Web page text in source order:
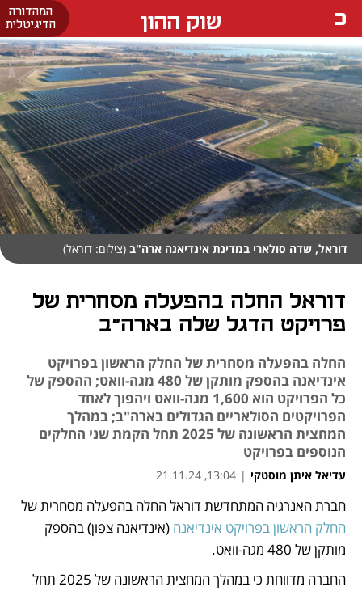
המהדורה
הדיגיטלית
שוק ההון
דוראל, שדה סולארי במדינת אינדיאנה ארה"ב (צילום: דוראל)
דוראל החלה בהפעלה מסחרית של
פרויקט הדגל שלה בארה"ב
החלה בהפעלה מסחרית של החלק הראשון בפרויקט
אינדיאנה בהספק מותקן של 480 מגה-וואט; ההספק של
כל הפרויקט הוא 1,600 מגה-וואט ויהפוך לאחד
הפרויקטים הסולאריים הגדולים בארה"ב; במהלך
המחצית הראשונה של 2025 תחל הקמת שני החלקים
הנוספים בפרויקט
עדיאל איתן מוסטקי |
13:04, 21.11.24
חברת האנרגיה המתחדשת דוראל החלה בהפעלה מסחרית של
החלק הראשון בפרויקט אינדיאנה
מותקן של 480 מגה-וואט.